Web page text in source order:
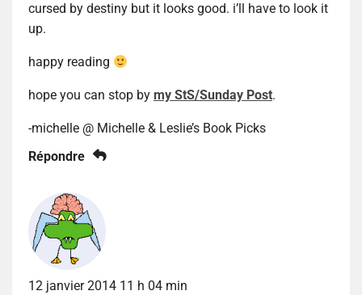
cursed by destiny but it looks good. i’ll have to look it
up.
happy reading
hope you can stop by my StS/Sunday Post.
-michelle @ Michelle & Leslie’s Book Picks
Répondre
12 janvier 2014 11 h 04 min